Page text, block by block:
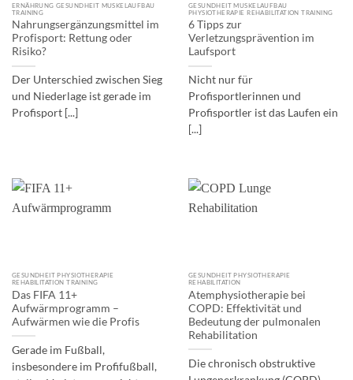
ERNÄHRUNG GESUNDHEIT MUSKELAUFBAU
TRAINING
Nahrungsergänzungsmittel im
Profisport: Rettung oder
Risiko?
Der Unterschied zwischen Sieg
und Niederlage ist gerade im
Profisport [...]
GESUNDHEIT MUSKELAUFBAU
PHYSIOTHERAPIE REHABILITATION TRAINING
6 Tipps zur
Verletzungsprävention im
Laufsport
Nicht nur für
Profisportlerinnen und
Profisportler ist das Laufen ein
[...]
GESUNDHEIT PHYSIOTHERAPIE
REHABILITATION TRAINING
Das FIFA 11+
Aufwärmprogramm –
Aufwärmen wie die Profis
Gerade im Fußball,
insbesondere im Profifußball,
GESUNDHEIT PHYSIOTHERAPIE
REHABILITATION
Atemphysiotherapie bei
COPD: Effektivität und
Bedeutung der pulmonalen
Rehabilitation
Die chronisch obstruktive